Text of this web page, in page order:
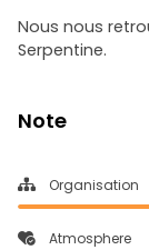
Nous nous
Serpentine.
Note
Organisation
Atmosphere